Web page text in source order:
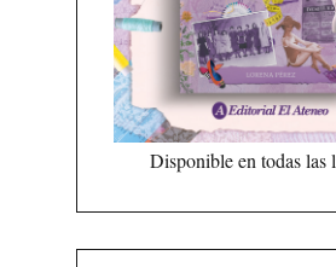
Disponible en todas las